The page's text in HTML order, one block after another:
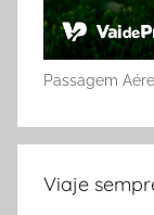
Passagem
Viaje